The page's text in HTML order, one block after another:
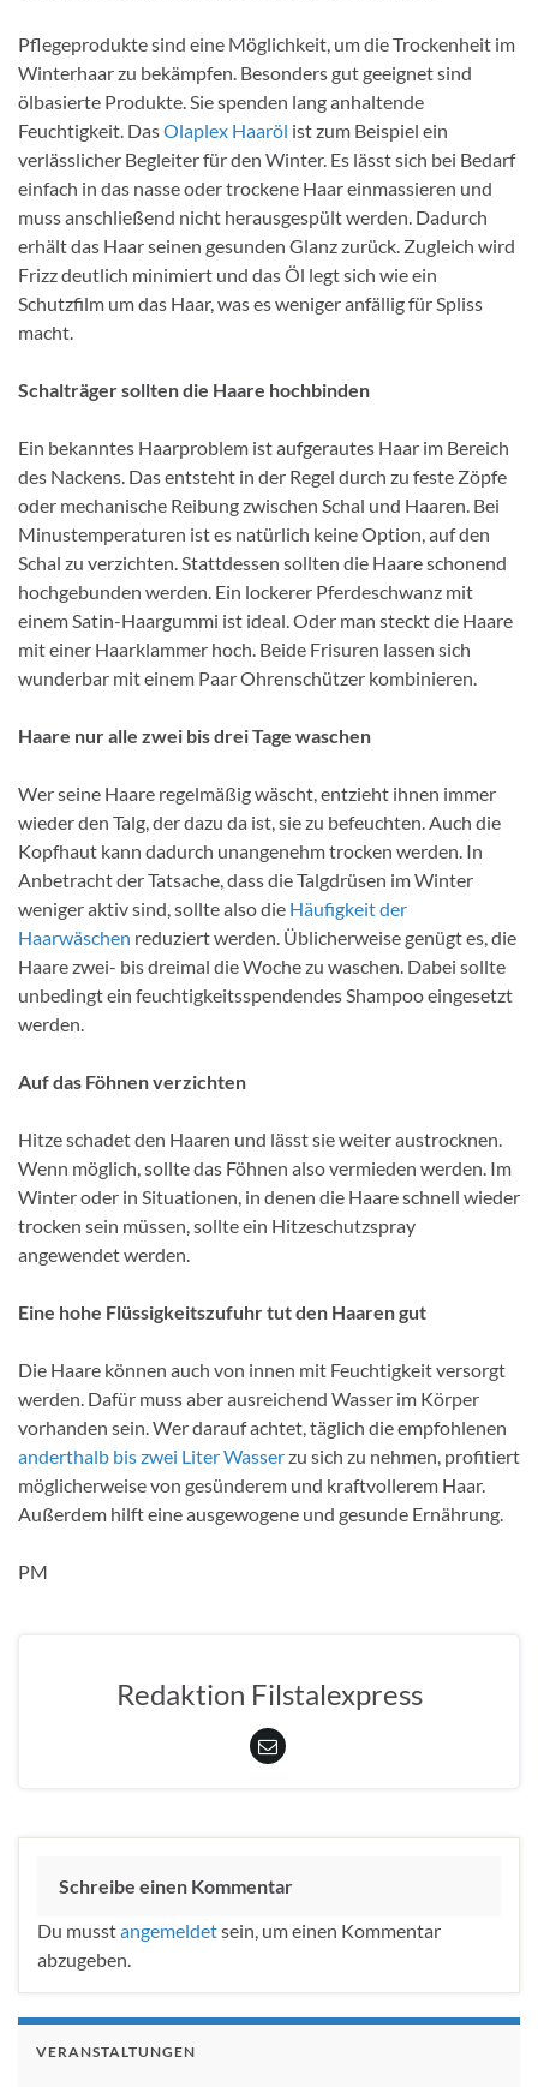
Pflegeprodukte sind eine Möglichkeit, um die Trockenheit im
Winterhaar zu bekämpfen. Besonders gut geeignet sind
ölbasierte Produkte. Sie spenden lang anhaltende
Feuchtigkeit. DasOlaplex Haaröl ist zum Beispiel ein
verlässlicher Begleiter für den Winter. Es lässt sich bei Bedarf
einfach in das nasse oder trockene Haar einmassieren und
muss anschließend nicht herausgespült werden. Dadurch
erhält das Haar seinen gesunden Glanz zurück. Zugleich wird
Frizz deutlich minimiert und das Öl legt sich wie ein
Schutzfilm um das Haar, was es weniger anfällig für Spliss
macht.
Schalträger sollten die Haare hochbinden
Ein bekanntes Haarproblem ist aufgerautes Haar im Bereich
des Nackens. Das entsteht in der Regel durch zu feste Zöpfe
oder mechanische Reibung zwischen Schal und Haaren. Bei
Minustemperaturen ist es natürlich keine Option, auf den
Schal zu verzichten. Stattdessen sollten die Haare schonend
hochgebunden werden. Ein lockerer Pferdeschwanz mit
einem Satin-Haargummi ist ideal. Oder man steckt die Haare
mit einer Haarklammer hoch. Beide Frisuren lassen sich
wunderbar mit einem Paar Ohrenschützer kombinieren.
Haare nur alle zwei bis drei Tage waschen
Wer seine Haare regelmäßig wäscht, entzieht ihnen immer
wieder den Talg, der dazu da ist, sie zu befeuchten. Auch die
Kopfhaut kann dadurch unangenehm trocken werden. In
Anbetracht der Tatsache, dass die Talgdrüsen im Winter
weniger aktiv sind, sollte also die Häufigkeit der
Haarwäschen reduziert werden. Üblicherweise genügt es, die
Haare zwei- bis dreimal die Woche zu waschen. Dabei sollte
unbedingt ein feuchtigkeitsspendendes Shampoo eingesetzt
werden.
Auf das Föhnen verzichten
Hitze schadet den Haaren und lässt sie weiter austrocknen.
Wenn möglich, sollte das Föhnen also vermieden werden. Im
Winter oder in Situationen, in denen die Haare schnell wieder
trocken sein müssen, sollte ein Hitzeschutzspray
angewendet werden.
Eine hohe Flüssigkeitszufuhr tut den Haaren gut
Die Haare können auch von innen mit Feuchtigkeit versorgt
werden. Dafür muss aber ausreichend Wasser im Körper
vorhanden sein. Wer darauf achtet, täglich die empfohlenen
anderthalb bis zwei Liter Wasserzu sich zu nehmen, profitiert
möglicherweise von gesünderem und kraftvollerem Haar.
Außerdem hilft eine ausgewogene und gesunde Ernährung.
PM
Redaktion Filstalexpress
Schreibe einen Kommentar
Du musstangemeldetsein, um einen Kommentar
abzugeben.
VERANSTALTUNGEN